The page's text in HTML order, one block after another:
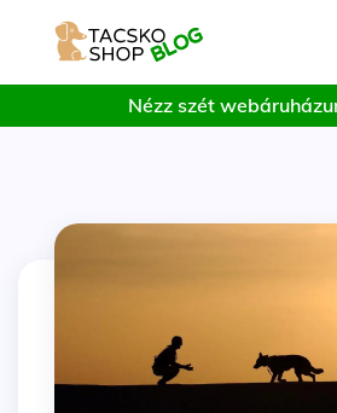
Nézz szét